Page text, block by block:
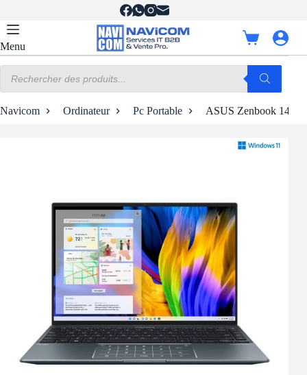
contenu
Menu
Panier
d’achat
produits
Navicom Ordinateur Pc Portable ASUS Zenbook 14X